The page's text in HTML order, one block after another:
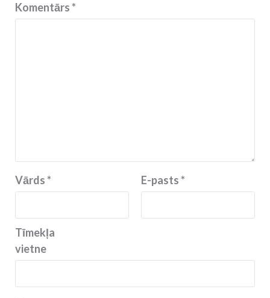
Komentārs*
Vārds* E-pasts*
Tīmekļa
vietne